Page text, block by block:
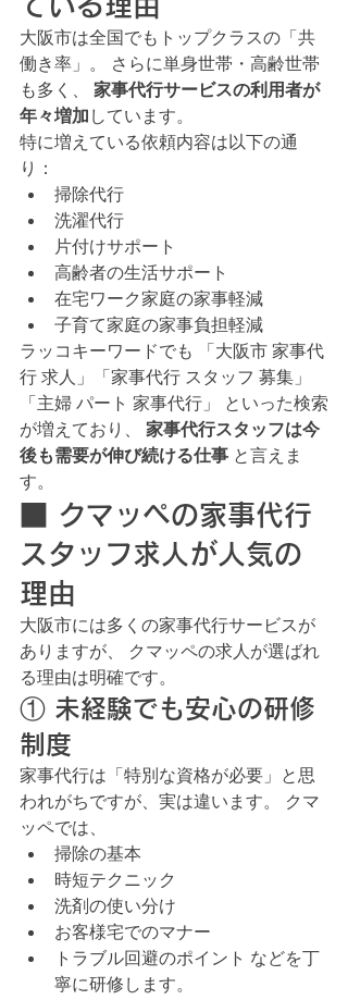
大阪市は全国でもトップクラスの「共
働き率」。 さらに単身世帯・高齢世帯
も多く、 家事代行サービスの利用者が
年々増加 しています。
特に増えている依頼内容は以下の通
り：
掃除代行
洗濯代行
片付けサポート
高齢者の生活サポート
在宅ワーク家庭の家事軽減
子育て家庭の家事負担軽減
ラッコキーワードでも 「大阪市 家事代
行 求人」「家事代行 スタッフ 募集」
「主婦 パート 家事代行」 といった検索
が増えており、 家事代行スタッフは今
後も需要が伸び続ける仕事 と言えま
す。
■ クマッペの家事代行
スタッフ求人が人気の
理由
大阪市には多くの家事代行サービスが
ありますが、 クマッペの求人が選ばれ
る理由は明確です。
① 未経験でも安心の研修
制度
家事代行は「特別な資格が必要」と思
われがちですが、実は違います。 クマ
ッペでは、
掃除の基本
時短テクニック
洗剤の使い分け
お客様宅でのマナー
トラブル回避のポイント などを丁
寧に研修します。